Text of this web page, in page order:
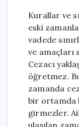
Kurallar ve
eski
vadede
ve amaçları
Cezacı
öğretmez.
zamanda
bir ortamda
girmezler.
ulaşılan